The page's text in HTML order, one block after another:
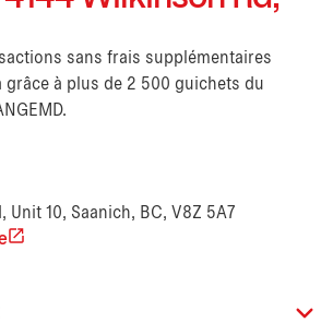
sans frais supplémentaires
grâce à plus de 2 500 guichets du
Unit 10, Saanich, BC, V8Z 5A7